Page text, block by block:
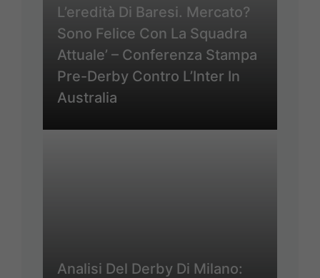
L’eredità Di Baresi. Mercato?
Sono Felice Con La Squadra
Attuale’ – Conferenza Stampa
Pre-Derby Contro L’Inter In
Australia
Analisi Del Derby Di Milano: